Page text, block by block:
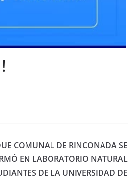
COMUNAL DE RINCONADA SE
EN LABORATORIO NATURAL
DE LA UNIVERSIDAD DE